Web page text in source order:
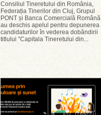
Consiliul Tineretului din România,
Federația Tinerilor din Cluj, Grupul
PONT și Banca Comercială Română
au deschis apelul pentru depunerea
candidaturilor în vederea dobândirii
titlului ”Capitala Tineretului din...